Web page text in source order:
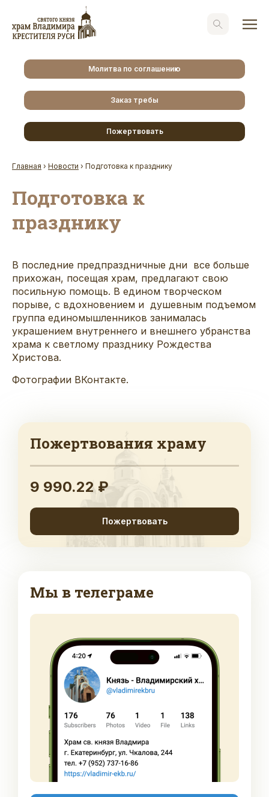
Молитва по соглашению
Заказ требы
Пожертвовать
Главная › Новости › Подготовка к празднику
Подготовка к
празднику
В последние предпраздничные дни все больше
прихожан, посещая храм, предлагают свою
посильную помощь. В едином творческом
порыве, с вдохновением и душевным подъемом
группа единомышленников занималась
украшением внутреннего и внешнего убранства
храма к светлому празднику Рождества
Христова.
Фотографии ВКонтакте.
Пожертвования храму
9 990.22 ₽
Пожертвовать
Мы в телеграме